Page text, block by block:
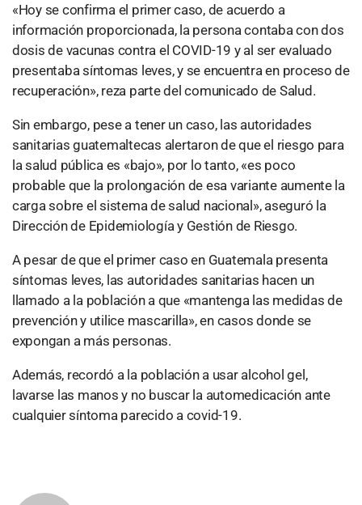
«Hoy se confirma el primer caso, de acuerdo a
información proporcionada, la persona contaba con dos
dosis de vacunas contra el COVID-19 y al ser evaluado
presentaba síntomas leves, y se encuentra en proceso de
recuperación», reza parte del comunicado de Salud.
Sin embargo, pese a tener un caso, las autoridades
sanitarias guatemaltecas alertaron de que el riesgo para
la salud pública es «bajo», por lo tanto, «es poco
probable que la prolongación de esa variante aumente la
carga sobre el sistema de salud nacional», aseguró la
Dirección de Epidemiología y Gestión de Riesgo.
A pesar de que el primer caso en Guatemala presenta
síntomas leves, las autoridades sanitarias hacen un
llamado a la población a que «mantenga las medidas de
prevención y utilice mascarilla», en casos donde se
expongan a más personas.
Además, recordó a la población a usar alcohol gel,
lavarse las manos y no buscar la automedicación ante
cualquier síntoma parecido a covid-19.